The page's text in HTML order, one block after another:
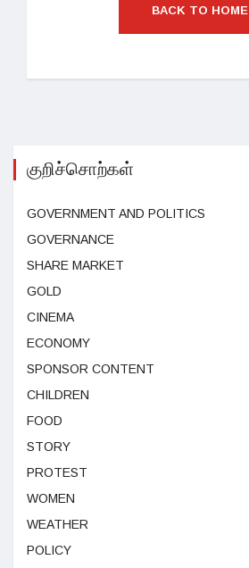
BACK TO HOME
குறிச்சொற்கள்
GOVERNMENT AND POLITICS
GOVERNANCE
SHARE MARKET
GOLD
CINEMA
ECONOMY
SPONSOR CONTENT
CHILDREN
FOOD
STORY
PROTEST
WOMEN
WEATHER
POLICY